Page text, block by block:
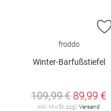
froddo
Winter-Barfußstiefel
109,99 € 89,99 €
inkl. MwSt. zzgl.Versand